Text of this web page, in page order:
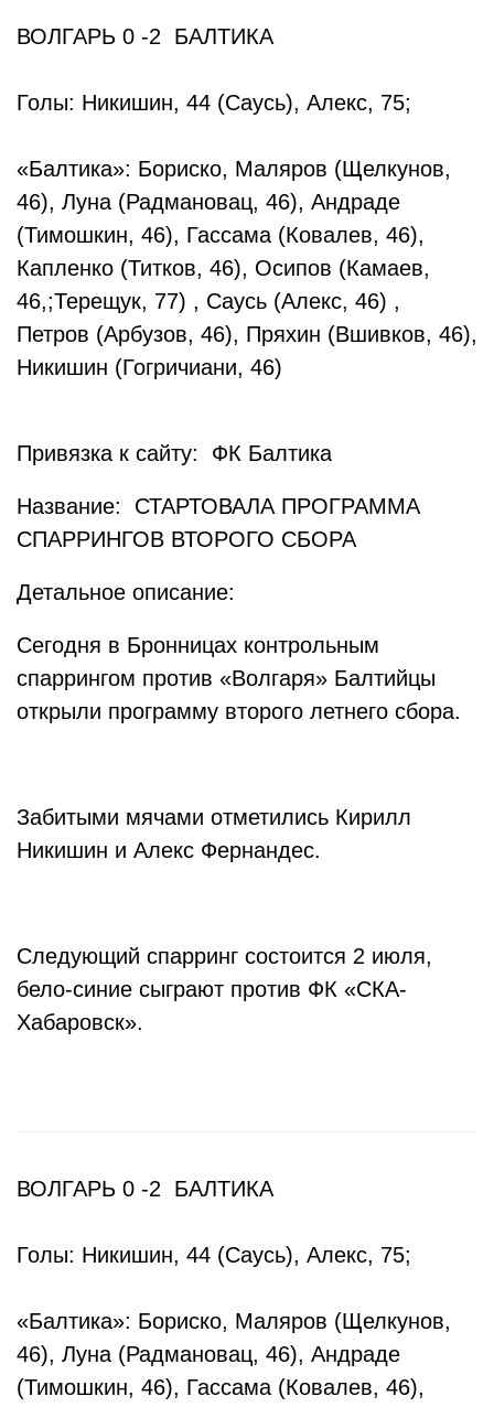
ВОЛГАРЬ 0 -2 БАЛТИКА
Голы: Никишин, 44 (Саусь), Алекс, 75;
«Балтика»: Бориско, Маляров (Щелкунов,
46), Луна (Радмановац, 46), Андраде
(Тимошкин, 46), Гассама (Ковалев, 46),
Капленко (Титков, 46), Осипов (Камаев,
46,;Терещук, 77) , Саусь (Алекс, 46) ,
Петров (Арбузов, 46), Пряхин (Вшивков, 46),
Никишин (Гогричиани, 46)
Привязка к сайту: ФК Балтика
Название: СТАРТОВАЛА ПРОГРАММА
СПАРРИНГОВ ВТОРОГО СБОРА
Детальное описание:
Сегодня в Бронницах контрольным
спаррингом против «Волгаря» Балтийцы
открыли программу второго летнего сбора.
Забитыми мячами отметились Кирилл
Никишин и Алекс Фернандес.
Следующий спарринг состоится 2 июля,
бело-синие сыграют против ФК «СКА-
Хабаровск».
ВОЛГАРЬ 0 -2 БАЛТИКА
Голы: Никишин, 44 (Саусь), Алекс, 75;
«Балтика»: Бориско, Маляров (Щелкунов,
46), Луна (Радмановац, 46), Андраде
(Тимошкин, 46), Гассама (Ковалев, 46),